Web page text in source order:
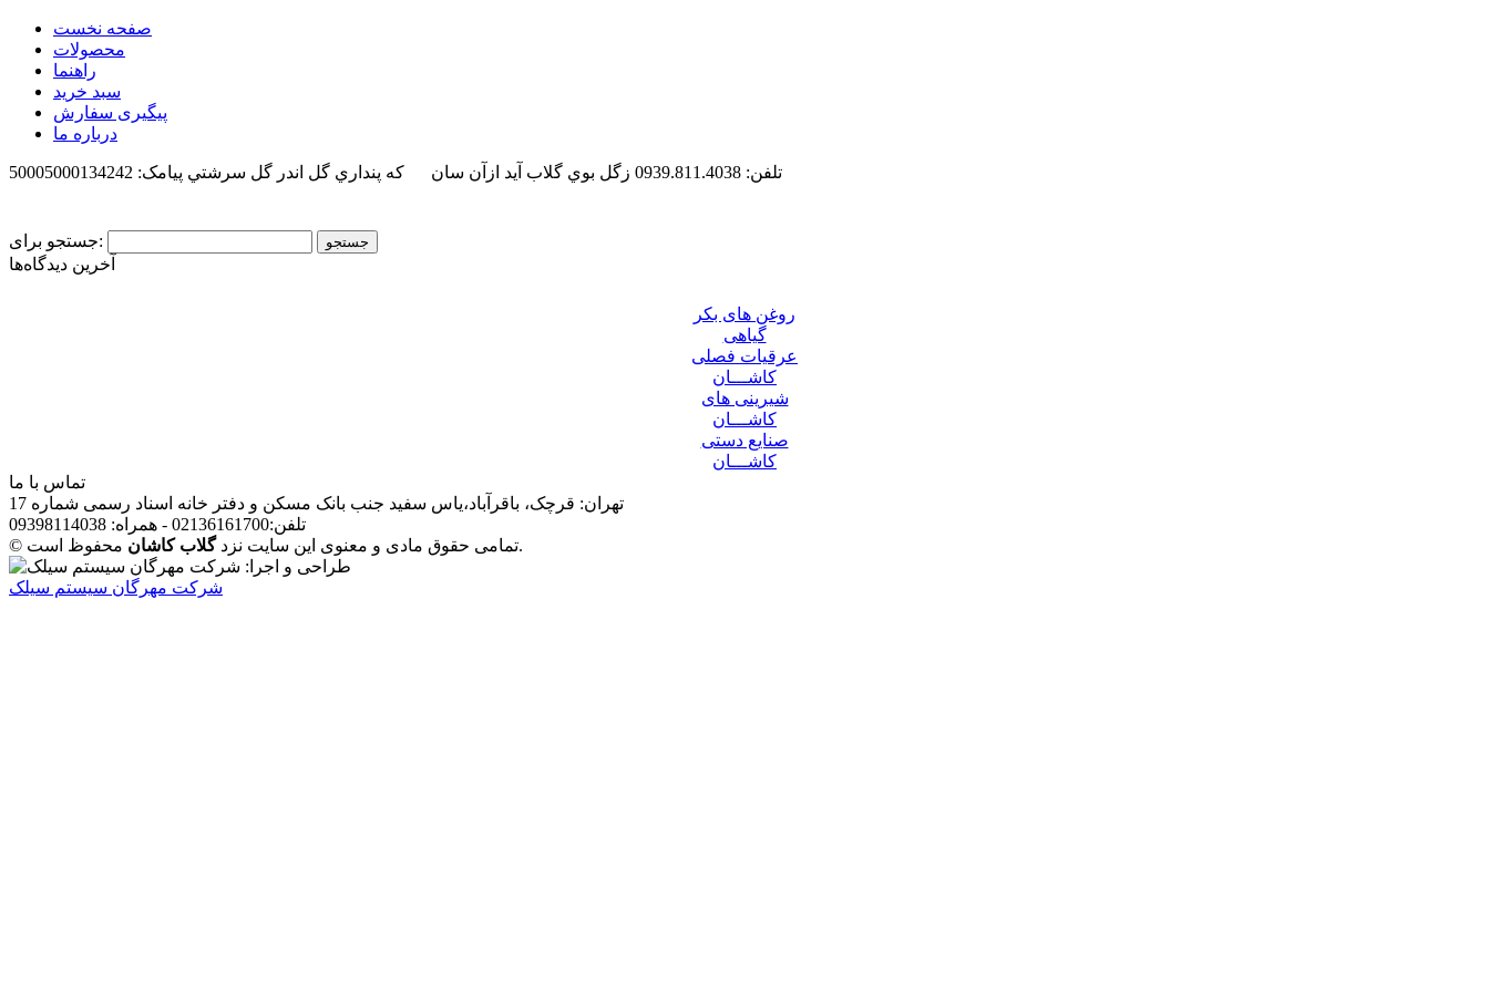
صفحه نخست
محصولات
راهنما
سبد خرید
پیگیری سفارش
درباره ما
تلفن: 0939.811.4038 زگل بوي گلاب آيد ازآن سان كه پنداري گل اندر گل سرشتي پیامک: 50005000134242
جستجو برای:
آخرین دیدگاه‌ها
روغن های بکر
گیاهی
عرقیات فصلی
کاشـــان
شیرینی های
کاشـــان
صنایع دستی
کاشـــان
تماس با ما
تهران: قرچک، باقرآباد،یاس سفید جنب بانک مسکن و دفتر خانه اسناد رسمی شماره 17
تلفن:02136161700 - همراه: 09398114038
© تمامی حقوق مادی و معنوی این سایت نزدگلاب کاشان محفوظ است.
شرکت مهرگان سیستم سیلک